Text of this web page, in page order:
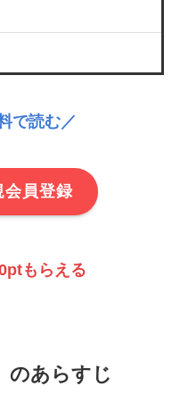
で読む／
会員登録
もらえる
のあらすじ